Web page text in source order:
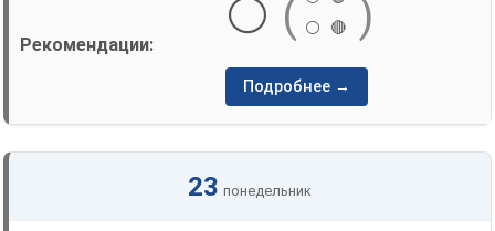
⚪ ( ⚪
🔴 )
Подробнее →
23 понедельник